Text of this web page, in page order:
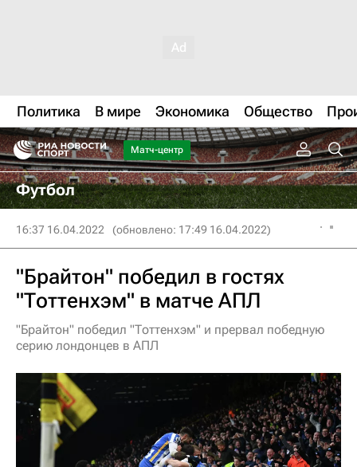
Политика В мире Экономика Общество
Матч-центр
Футбол
16:37 16.04.2022 (обновлено: 17:49 16.04.2022)
"Брайтон" победил в гостях
"Тоттенхэм" в матче АПЛ
"Брайтон" победил "Тоттенхэм" и прервал победную
серию лондонцев в АПЛ